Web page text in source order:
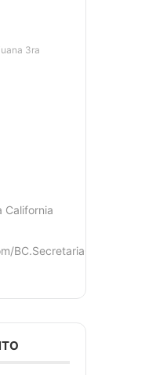
3ra
California
BC.SecretariaCultura